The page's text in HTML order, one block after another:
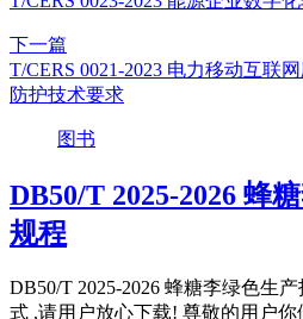
下一篇
T/CERS 0021-2023 电力移动互联
防护技术要求
图书
DB50/T 2025-2026 蜂
规程
DB50/T 2025-2026 蜂糖李绿色生
式 ,请用户放心下载! 尊敬的用户